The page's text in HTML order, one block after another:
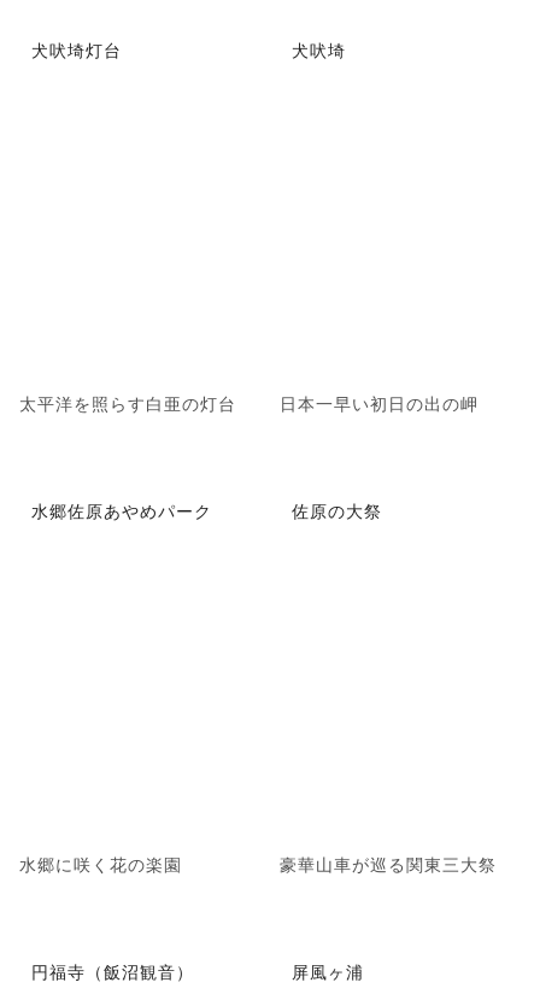
犬吠埼灯台
太平洋を照らす白亜の灯台
犬吠埼
日本一早い初日の出の岬
水郷佐原あやめパーク
水郷に咲く花の楽園
佐原の大祭
豪華山車が巡る関東三大祭
円福寺（飯沼観音） 屏風ヶ浦